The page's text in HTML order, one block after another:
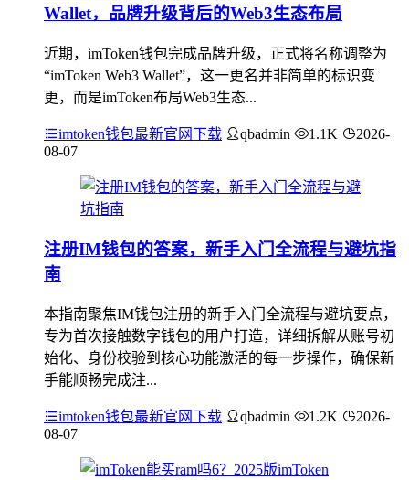
Wallet，品牌升级背后的Web3生态布局
近期，imToken钱包完成品牌升级，正式将名称调整为
“imToken Web3 Wallet”，这一更名并非简单的标识变
更，而是imToken布局Web3生态...
imtoken钱包最新官网下载 qbadmin 1.1K
2026-
08-07
注册IM钱包的答案，新手入门全流程与避坑指
南
本指南聚焦IM钱包注册的新手入门全流程与避坑要点，
专为首次接触数字钱包的用户打造，详细拆解从账号初
始化、身份校验到核心功能激活的每一步操作，确保新
手能顺畅完成注...
imtoken钱包最新官网下载 qbadmin 1.2K
2026-
08-07